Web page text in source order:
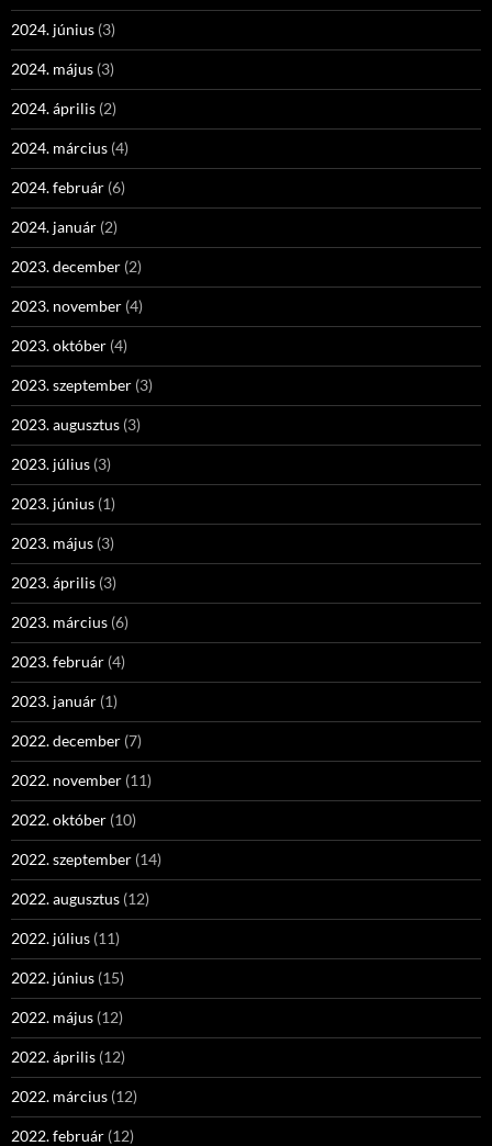
2024. június (3)
2024. május (3)
2024. április (2)
2024. március (4)
2024. február (6)
2024. január (2)
2023. december (2)
2023. november (4)
2023. október (4)
2023. szeptember (3)
2023. augusztus (3)
2023. július (3)
2023. június (1)
2023. május (3)
2023. április (3)
2023. március (6)
2023. február (4)
2023. január (1)
2022. december (7)
2022. november (11)
2022. október (10)
2022. szeptember (14)
2022. augusztus (12)
2022. július (11)
2022. június (15)
2022. május (12)
2022. április (12)
2022. március (12)
2022. február (12)